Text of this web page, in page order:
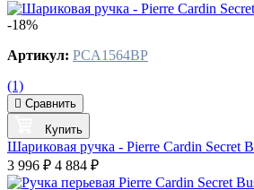
-18%
Артикул: PCA1564BP
(1)
Сравнить
Купить
Шариковая ручка - Pierre Cardin Secret
3 996 ₽ 4 884 ₽